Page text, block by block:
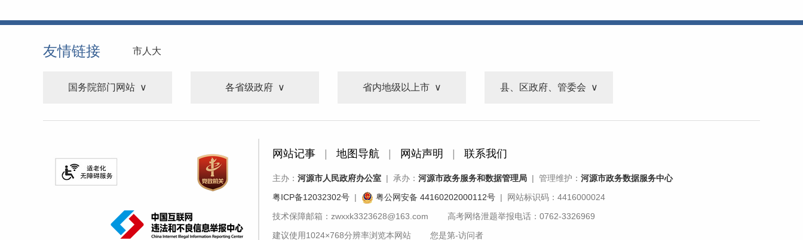
友情链接 市人大
国务院部门网站 各省级政府 省内地级以上市 县、区政府、管委会
网站记事 地图导航 网站声明 联系我们
主办： 河源市人民政府办公室 | 承办： 河源市政务服务和数据管理局 | 管理维护： 河源市政务数据服务中心
粤ICP备12032302号 | 粤公网安备 44160202000112号 | 网站标识码：4416000024
技术保障邮箱：zwxxk3323628@163.com 高考网络泄题举报电话：0762-3326969
建议使用1024×768分辨率浏览本网站 您是第-访问者